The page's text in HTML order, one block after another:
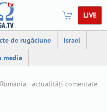
LIVE
de rugăciune
Israel
media
România - actualități comentate